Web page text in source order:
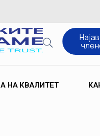
НА КВАЛИТЕТ